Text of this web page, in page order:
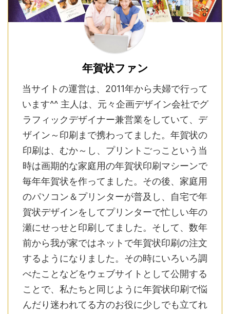
年賀状ファン
当サイトの運営は、2011年から夫婦で行って
います^^ 主人は、元々企画デザイン会社でグ
ラフィックデザイナー兼営業をしていて、デ
ザイン～印刷まで携わってました。年賀状の
印刷は、むか～し、プリントごっこという当
時は画期的な家庭用の年賀状印刷マシーンで
毎年年賀状を作ってました。その後、家庭用
のパソコン＆プリンターが普及し、自宅で年
賀状デザインをしてプリンターで忙しい年の
瀬にせっせと印刷してました。そして、数年
前から我が家ではネットで年賀状印刷の注文
するようになりました。その時にいろいろ調
べたことなどをウェブサイトとして公開する
ことで、私たちと同じように年賀状印刷で悩
んだり迷われてる方のお役に少しでも立てれ